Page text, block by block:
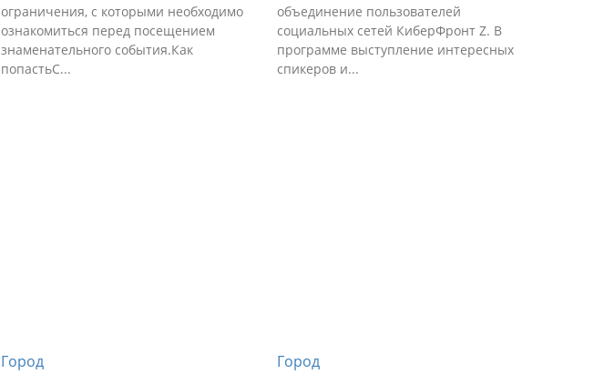
ограничения, с которыми необходимо
ознакомиться перед посещением
знаменательного события.Как
попастьС...
объединение пользователей
социальных сетей КиберФронт Z. В
программе выступление интересных
спикеров и...
Город Город